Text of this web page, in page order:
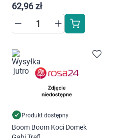
Higiena
Mężczyzna
Zdrowy styl życia
Zabawki
62,96 zł
Produkt dostępny
Boom Boom Koci Domek